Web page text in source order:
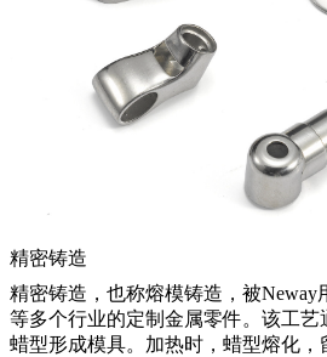
精密铸造
精密铸造 ，也称熔模铸造，被
等多个行业的定制金属零件。该工
蜡型形成模具。加热时，蜡型熔化